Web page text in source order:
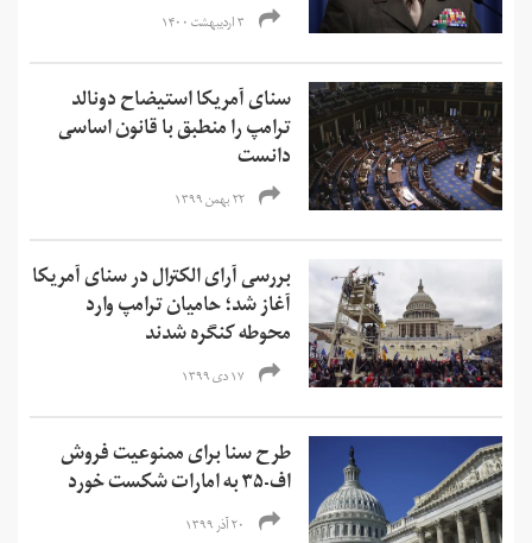
۳ اردیبهشت ۱۴۰۰
سنای آمریکا استیضاح دونالد
ترامپ را منطبق با قانون اساسی
دانست
۲۲ بهمن ۱۳۹۹
بررسی آرای الکترال در سنای‌ آمریکا‌
آغاز شد؛ حامیان ترامپ وارد
محوطه کنگره شدند
۱۷ دی ۱۳۹۹
طرح سنا برای ممنوعیت فروش
اف-۳۵ به امارات شکست خورد
۲۰ آذر ۱۳۹۹